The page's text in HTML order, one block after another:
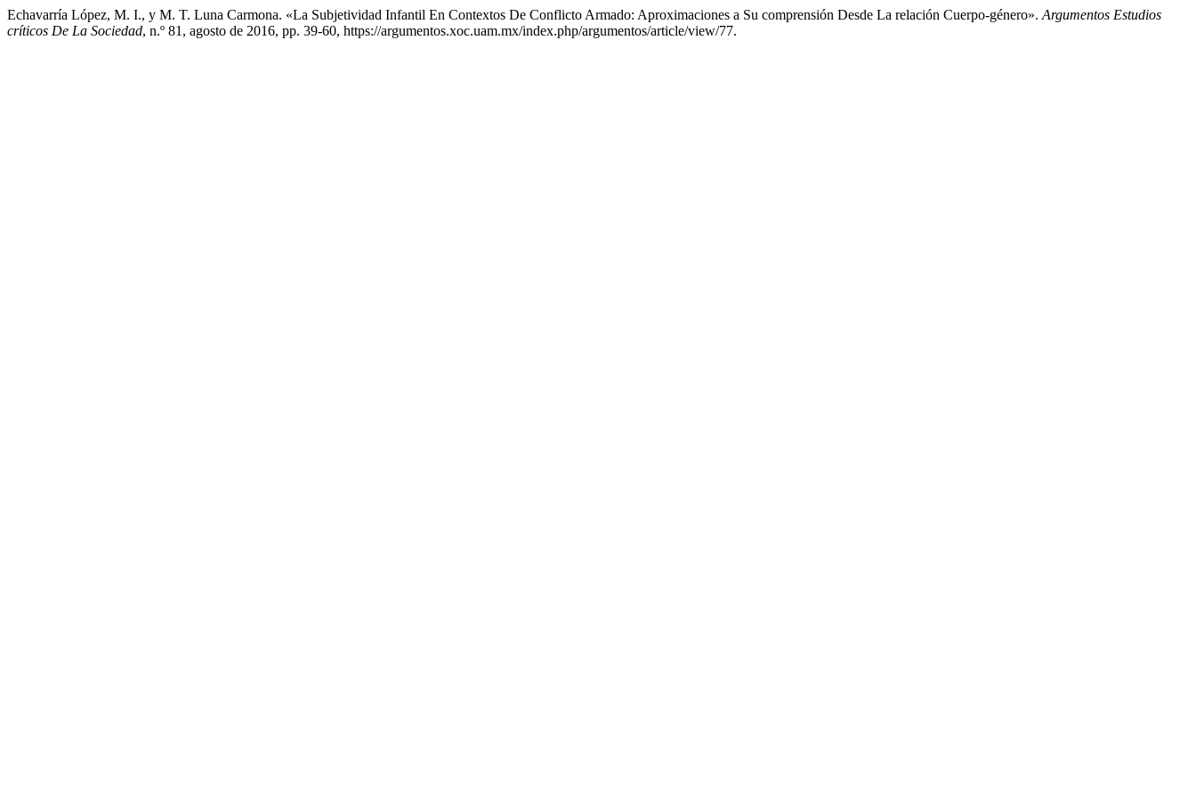
Echavarría López, M. I., y M. T. Luna Carmona. «La Subjetividad Infantil En Contextos De Conflicto Armado: Aproximaciones a Su comprensión Desde La relación Cuerpo-género». Argumentos Estudios
críticos De La Sociedad, n.º 81, agosto de 2016, pp. 39-60, https://argumentos.xoc.uam.mx/index.php/argumentos/article/view/77.